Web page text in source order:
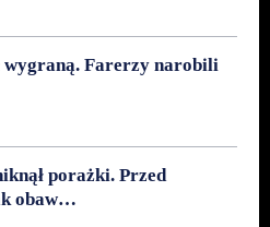
wygraną. Farerzy narobili
porażki. Przed
obaw…